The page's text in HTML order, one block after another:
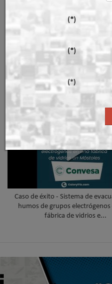
cubierta en una infraestructura
gestión del agua...
Caso de éxito - Sistema de
humos de grupos electrógenos
fábrica de vidrios e...
(*)
(*)
(*)